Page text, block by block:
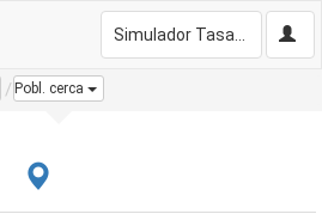
Pobl. cerca